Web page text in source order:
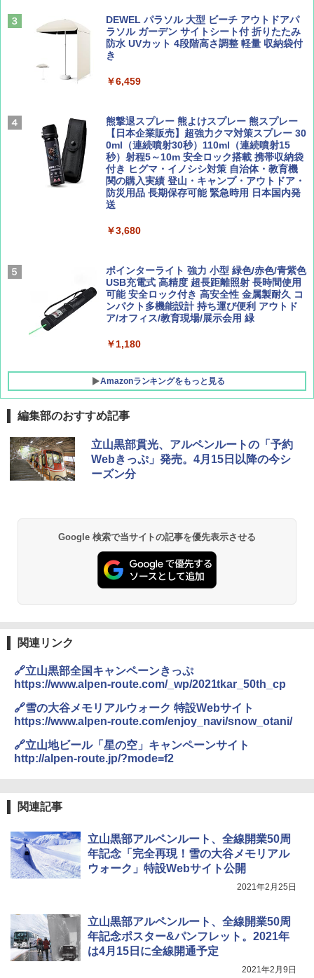
山と溪谷 2026年8月号「南アルプス大全」
￥1,540
￥1,540
AIRLINE（エアライン）2026年9月号【特
集】ボーイング110周年を祝して！
￥1,760
地球の歩き方 スター・ウォーズ
￥2,695
ァキア 2026～2027 地球の歩き方A ヨーロッ
パ
￥2,277
新しい日本地理 地図・統計・移動から読み
解く (講談社現代新書)
￥1,540
￥4,980
テント ワンタッチ RENEW 幅200 2-3人用 43
￥5,999
[キャンパーズコレクション 山善] 傘みたいに
広げるだけ パッとサッとテント ブラックコ
ーティング フルクローズ メッシュ 3-4人用
簡単設置 ポップアップテント エクルベージ
ュ(BC仕様) PATC-150B(EB)
￥9,990
[キャンパーズコレクション 山善] 傘みたいに
広げるだけ パッとサッとテント キューブ ブ
ラックコーティング フルクローズ メッシュ 3
人用 簡単設置 ポップアップテント PATC-15
0B エクルベージュ
￥10,990
DEWEL パラソル 大型 ビーチ アウトドアパ
ラソル ガーデン サイトシート付 折りたたみ
防水 UVカット 4段階高さ調整 軽量 収納袋付
き
￥6,459
熊撃退スプレー 熊よけスプレー 熊スプレー
【日本企業販売】超強力クマ対策スプレー 30
0ml（連続噴射30秒）110ml（連続噴射15
秒）射程5～10m 安全ロック搭載 携帯収納袋
付き ヒグマ・イノシシ対策 自治体・教育機
関の購入実績 登山・キャンプ・アウトドア・
防災用品 長期保存可能 緊急時用 日本国内発
送
￥3,680
ポインターライト 強力 小型 緑色/赤色/青紫色
USB充電式 高精度 超長距離照射 長時間使用
可能 安全ロック付き 高安全性 金属製耐久 コ
ンパクト多機能設計 持ち運び便利 アウトド
ア/オフィス/教育現場/展示会用 緑
￥1,180
Amazonランキングをもっと見る
編集部のおすすめ記事
立山黒部貫光、アルペンルートの「予約
Webきっぷ」発売。4月15日以降の今シ
ーズン分
Google 検索で当サイトの記事を優先表示させる
関連リンク
🔗立山黒部全国キャンペーンきっぷ
https://www.alpen-route.com/_wp/2021tkar_50th_cp
🔗雪の大谷メモリアルウォーク 特設Webサイト
https://www.alpen-route.com/enjoy_navi/snow_otani/
🔗立山地ビール「星の空」キャンペーンサイト
http://alpen-route.jp/?mode=f2
関連記事
立山黒部アルペンルート、全線開業50周
年記念「完全再現！雪の大谷メモリアル
ウォーク」特設Webサイト公開
2021年2月25日
立山黒部アルペンルート、全線開業50周
年記念ポスター&パンフレット。2021年
は4月15日に全線開通予定
2021年2月9日